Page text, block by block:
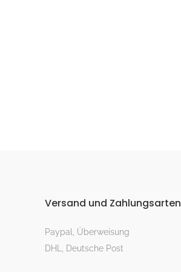
Versand und Zahlungsarten
Paypal, Überweisung
DHL, Deutsche Post